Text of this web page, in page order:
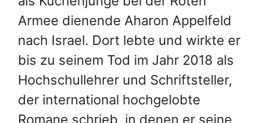
Armee dienende Aharon Appelfeld
nach Israel. Dort lebte und wirkte er
bis zu seinem Tod im Jahr 2018 als
Hochschullehrer und Schriftsteller,
der international hochgelobte
Romane schrieb, in denen er seine